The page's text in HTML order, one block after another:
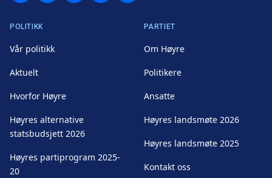
POLITIKK
Vår politikk
Aktuelt
Hvorfor Høyre
Høyres alternative
statsbudsjett 2026
Høyres partiprogram 2025-
20
PARTIET
Om Høyre
Politikere
Ansatte
Høyres landsmøte 2026
Høyres landsmøte 2025
Kontakt oss